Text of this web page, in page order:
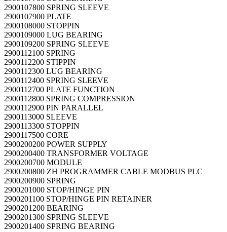
2900107800 SPRING SLEEVE
2900107900 PLATE
2900108000 STOPPIN
2900109000 LUG BEARING
2900109200 SPRING SLEEVE
2900112100 SPRING
2900112200 STIPPIN
2900112300 LUG BEARING
2900112400 SPRING SLEEVE
2900112700 PLATE FUNCTION
2900112800 SPRING COMPRESSION
2900112900 PIN PARALLEL
2900113000 SLEEVE
2900113300 STOPPIN
2900117500 CORE
2900200200 POWER SUPPLY
2900200400 TRANSFORMER VOLTAGE
2900200700 MODULE
2900200800 ZH PROGRAMMER CABLE MODBUS PLC
2900200900 SPRING
2900201000 STOP/HINGE PIN
2900201100 STOP/HINGE PIN RETAINER
2900201200 BEARING
2900201300 SPRING SLEEVE
2900201400 SPRING BEARING